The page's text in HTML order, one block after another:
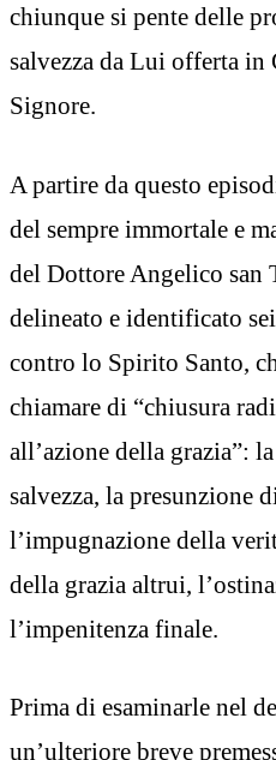
chiunque si pente delle
salvezza da Lui offerta in
Signore.
A partire da questo
del sempre immortale e
del Dottore Angelico san
delineato e identificato
contro lo Spirito Santo,
chiamare di “chiusura
all’azione della grazia”:
salvezza, la presunzione
l’impugnazione della
della grazia altrui,
l’impenitenza finale.
Prima di esaminarle nel
un’ulteriore breve